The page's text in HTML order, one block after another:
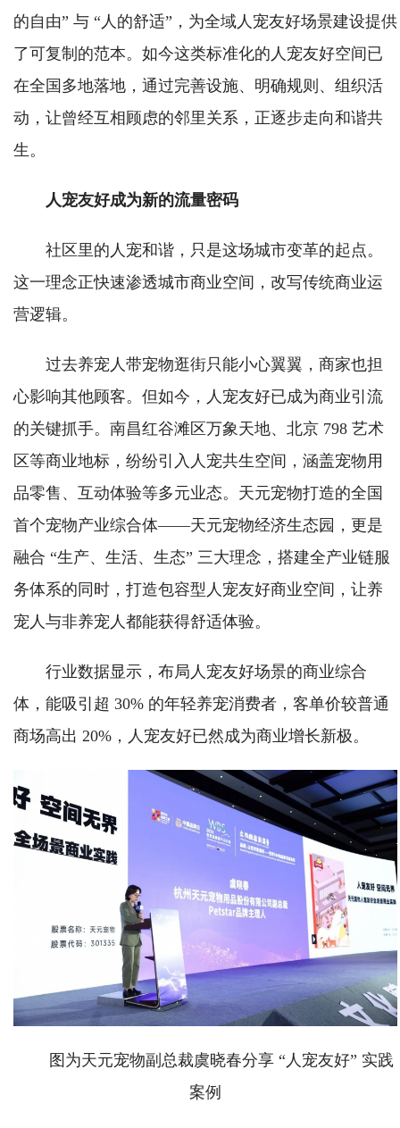
的自由” 与 “人的舒适”，为全域人宠友好场景建设提供
了可复制的范本。如今这类标准化的人宠友好空间已
在全国多地落地，通过完善设施、明确规则、组织活
动，让曾经互相顾虑的邻里关系，正逐步走向和谐共
生。
人宠友好成为新的流量密码
社区里的人宠和谐，只是这场城市变革的起点。
这一理念正快速渗透城市商业空间，改写传统商业运
营逻辑。
过去养宠人带宠物逛街只能小心翼翼，商家也担
心影响其他顾客。但如今，人宠友好已成为商业引流
的关键抓手。南昌红谷滩区万象天地、北京 798 艺术
区等商业地标，纷纷引入人宠共生空间，涵盖宠物用
品零售、互动体验等多元业态。天元宠物打造的全国
首个宠物产业综合体——天元宠物经济生态园，更是
融合 “生产、生活、生态” 三大理念，搭建全产业链服
务体系的同时，打造包容型人宠友好商业空间，让养
宠人与非养宠人都能获得舒适体验。
行业数据显示，布局人宠友好场景的商业综合
体，能吸引超 30% 的年轻养宠消费者，客单价较普通
商场高出 20%，人宠友好已然成为商业增长新极。
图为天元宠物副总裁虞晓春分享 “人宠友好” 实践
案例